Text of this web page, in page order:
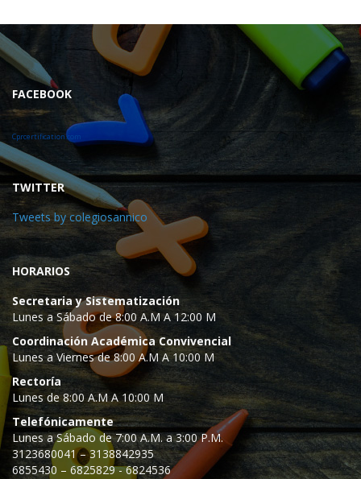
FACEBOOK
Cprcertification.com
TWITTER
Tweets by colegiosannico
HORARIOS
Secretaria y Sistematización
Lunes a Sábado de 8:00 A.M A 12:00 M
Coordinación Académica Convivencial
Lunes a Viernes de 8:00 A.M A 10:00 M
Rectoría
Lunes de 8:00 A.M A 10:00 M
Telefónicamente
Lunes a Sábado de 7:00 A.M. a 3:00 P.M.
3123680041 – 3138842935
6855430 – 6825829 - 6824536